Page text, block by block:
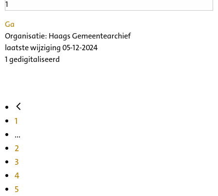
Ga
Organisatie: Haags Gemeentearchief
laatste wijziging 05-12-2024
1 gedigitaliseerd
1
...
2
3
4
5